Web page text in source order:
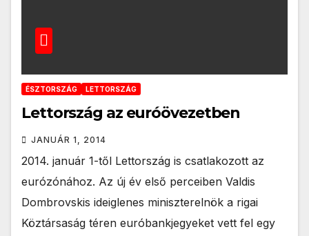
ÉSZTORSZÁG LETTORSZÁG
Lettország az euróövezetben
JANUÁR 1, 2014
2014. január 1-től Lettország is csatlakozott az
eurózónához. Az új év első perceiben Valdis
Dombrovskis ideiglenes miniszterelnök a rigai
Köztársaság téren euróbankjegyeket vett fel egy